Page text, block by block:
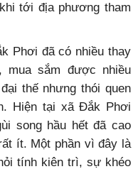
tới địa phương tham
Phơi đã có nhiều thay
mua sắm được nhiều
thế nhưng thói quen
Hiện tại xã Đắk Phơi
song hầu hết đã cao
ít. Một phần vì đây là
tính kiên trì, sự khéo